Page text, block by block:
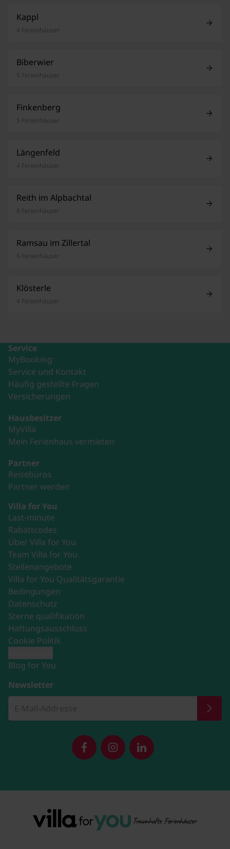
Kappl
4 Ferienhäuser
Biberwier
5 Ferienhäuser
Finkenberg
5 Ferienhäuser
Längenfeld
4 Ferienhäuser
Reith im Alpbachtal
8 Ferienhäuser
Ramsau im Zillertal
6 Ferienhäuser
Klösterle
4 Ferienhäuser
Service
MyBooking
Service und Kontakt
Häufig gestellte Fragen
Versicherungen
Hausbesitzer
MyVilla
Mein Ferienhaus vermieten
Partner
Reisebüros
Partner werden
Villa for You
Last-minute
Rabattcodes
Über Villa for You
Team Villa for You
Stellenangebote
Villa for You Qualitätsgarantie
Bedingungen
Datenschutz
Sterne qualifikation
Haftungsausschluss
Cookie Politik
Blog for You
Newsletter